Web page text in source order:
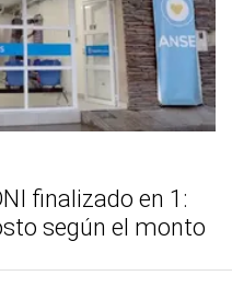
finalizado en 1:
según el monto